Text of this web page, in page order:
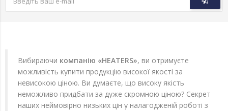
Вибираючи компанію «HEATERS», ви отримуєте
можливість купити продукцію високої якості за
невисокою ціною. Ви думаєте, що високу якість
неможливо придбати за дуже скромною ціною? Секрет
наших неймовірно низьких цін у налагодженій роботі з